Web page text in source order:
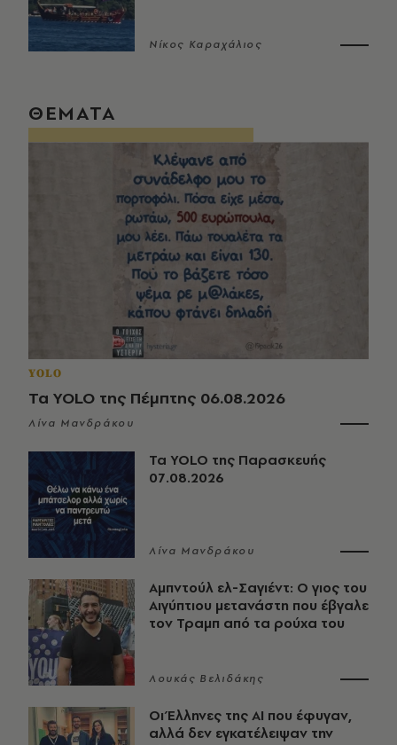
Νίκος Καραχάλιος
ΘΕΜΑΤΑ
YOLO
Τα YOLO της Πέμπτης 06.08.2026
Λίνα Μανδράκου
Τα YOLO της Παρασκευής
07.08.2026
Λίνα Μανδράκου
Αμπντούλ ελ-Σαγιέντ: Ο γιος του
Αιγύπτιου μετανάστη που έβγαλε
τον Τραμπ από τα ρούχα του
Λουκάς Βελιδάκης
Οι Έλληνες της ΑΙ που έφυγαν,
αλλά δεν εγκατέλειψαν την